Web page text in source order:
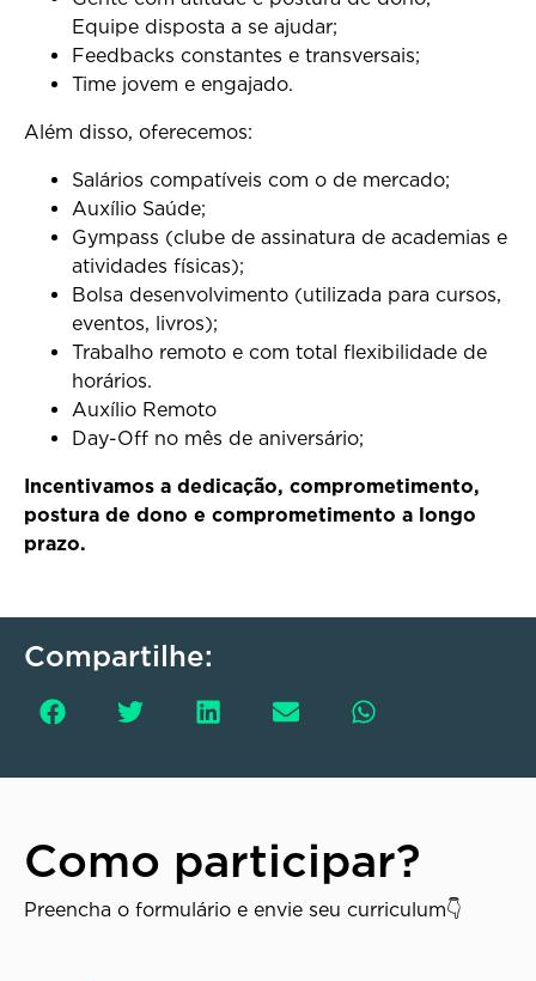
Equipe disposta a se ajudar;
Feedbacks constantes e transversais;
Time jovem e engajado.
Além disso, oferecemos:
Salários compatíveis com o de mercado;
Auxílio Saúde;
Gympass (clube de assinatura de academias e
atividades físicas);
Bolsa desenvolvimento (utilizada para cursos,
eventos, livros);
Trabalho remoto e com total flexibilidade de
horários.
Auxílio Remoto
Day-Off no mês de aniversário;
Incentivamos a dedicação, comprometimento,
postura de dono e comprometimento a longo
prazo.
Compartilhe:
Como participar?
Preencha o formulário e envie seu curriculum👇